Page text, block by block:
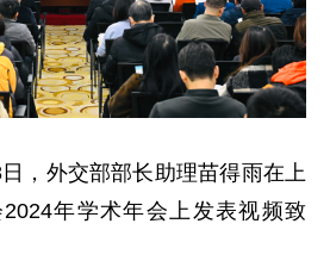
，外交部部长助理苗得雨在上
年学术年会上发表视频致